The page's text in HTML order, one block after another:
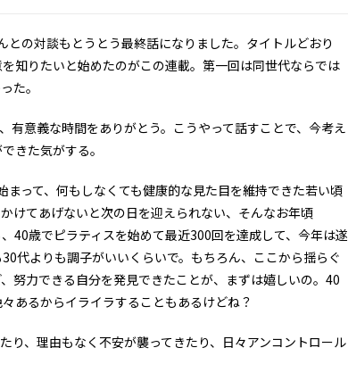
との対談もとうとう最終話になりました。タイトルどおり
知りたいと始めたのがこの連載。第一回は同世代ならでは
た。
有意義な時間をありがとう。こうやって話すことで、今考え
きた気がする。
って、何もしなくても健康的な見た目を維持できた若い頃
けてあげないと次の日を迎えられない、そんなお年頃
40歳でピラティスを始めて最近300回を達成して、今年は遂
代よりも調子がいいくらいで。もちろん、ここから揺らぐ
努力できる自分を発見できたことが、まずは嬉しいの。40
あるからイライラすることもあるけどね？
り、理由もなく不安が襲ってきたり、日々アンコントロール